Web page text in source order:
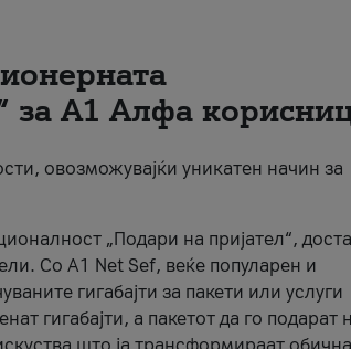
за А1 Алфа
овозможувајќи уникатен начин за
„Подари на пријател“,
Со A1 Net Sef, веќе популарен и
гигабајти за пакети или услуги
гигабајти, а пакетот да го подарат